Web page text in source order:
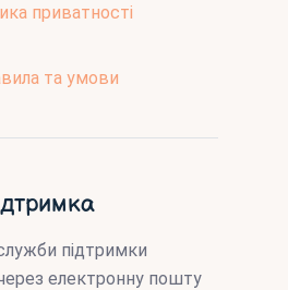
приватності
та умови
підтримки
електронну пошту